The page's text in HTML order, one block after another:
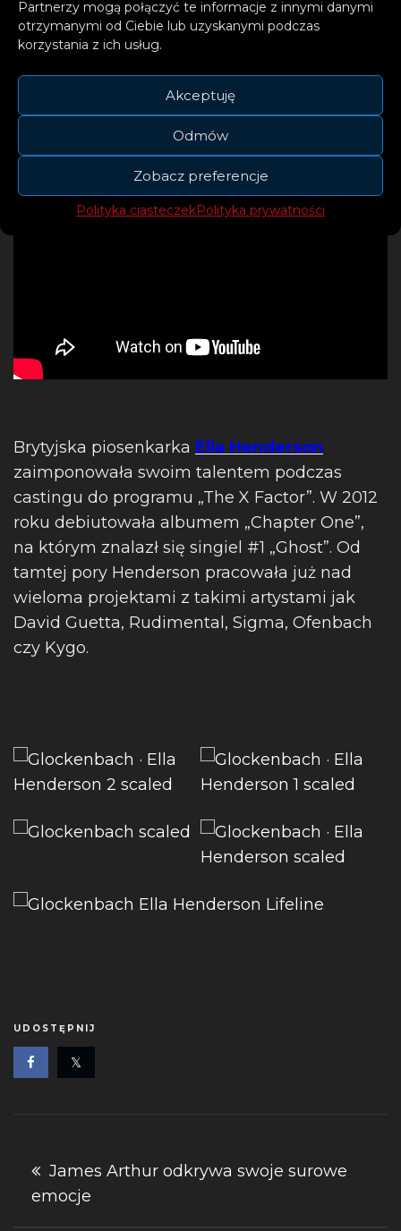
Partnerzy mogą połączyć te informacje z innymi danymi
otrzymanymi od Ciebie lub uzyskanymi podczas
korzystania z ich usług.
Akceptuję
Odmów
Zobacz preferencje
Polityka ciasteczekPolityka prywatności
Brytyjska piosenkarka Ella Henderson
zaimponowała swoim talentem podczas
castingu do programu „The X Factor”. W 2012
roku debiutowała albumem „Chapter One”,
na którym znalazł się singiel #1 „Ghost”. Od
tamtej pory Henderson pracowała już nad
wieloma projektami z takimi artystami jak
David Guetta, Rudimental, Sigma, Ofenbach
czy Kygo.
UDOSTĘPNIJ
Nawigacja
wpisu
James Arthur odkrywa swoje surowe
emocje